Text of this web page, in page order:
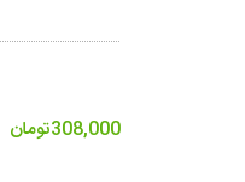
308,000تومان